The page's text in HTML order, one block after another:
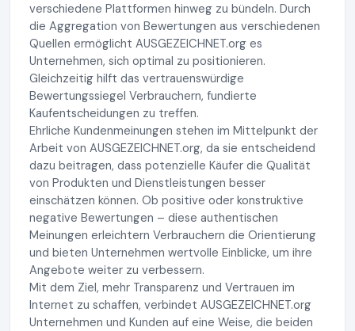
verschiedene Plattformen hinweg zu bündeln. Durch
die Aggregation von Bewertungen aus verschiedenen
Quellen ermöglicht AUSGEZEICHNET.org es
Unternehmen, sich optimal zu positionieren.
Gleichzeitig hilft das vertrauenswürdige
Bewertungssiegel Verbrauchern, fundierte
Kaufentscheidungen zu treffen.
Ehrliche Kundenmeinungen stehen im Mittelpunkt der
Arbeit von AUSGEZEICHNET.org, da sie entscheidend
dazu beitragen, dass potenzielle Käufer die Qualität
von Produkten und Dienstleistungen besser
einschätzen können. Ob positive oder konstruktive
negative Bewertungen – diese authentischen
Meinungen erleichtern Verbrauchern die Orientierung
und bieten Unternehmen wertvolle Einblicke, um ihre
Angebote weiter zu verbessern.
Mit dem Ziel, mehr Transparenz und Vertrauen im
Internet zu schaffen, verbindet AUSGEZEICHNET.org
Unternehmen und Kunden auf eine Weise, die beiden